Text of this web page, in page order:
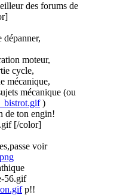
des forums de
moteur,
cycle,
mécanique,
mécanique (ou
)
de ton engin!
[/color]
voir
p!!